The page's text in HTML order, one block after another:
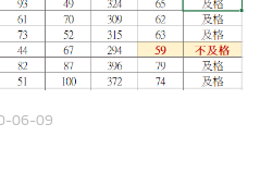
06-09